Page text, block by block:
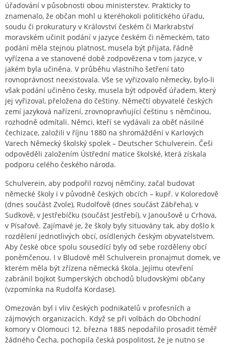
úřadování v působnosti obou ministerstev. Prakticky to
znamenalo, že občan mohl u kteréhokoli politického úřadu,
soudu či prokuratury v Království českém či Markrabství
moravském učinit podání v jazyce českém či německém, tato
podání měla stejnou platnost, musela být přijata, řádně
vyřízena a ve stanovené době zodpovězena v tom jazyce, v
jakém byla učiněna. V průběhu vlastního šetření tato
rovnoprávnost neexistovala. Vše se vyřizovalo německy, bylo-li
však podání učiněno česky, musela být odpověď úřadem, který
jej vyřizoval, přeložena do češtiny. Němečtí obyvatelé českých
zemí jazyková nařízení, zrovnopravňující češtinu s němčinou,
rozhodně odmítali. Němci, kteří se vydávali za oběť násilné
čechizace, založili v říjnu 1880 na shromáždění v Karlových
Varech Německý školský spolek – Deutscher Schulverein. Češi
odpověděli založením Ústřední matice školské, která získala
podporu celého českého národa.
Schulverein, aby podpořil rozvoj němčiny, začal budovat
německé školy i v původně českých obcích – kupř. v Koloredově
(dnes součást Zvole), Rudolfově (dnes součást Zábřeha), v
Sudkově, v Jestřebíčku (součást Jestřebí), v Janoušově u Crhova,
v Písařově. Zajímavé je, že školy byly situovány tak, aby došlo k
rozdělení jednotlivých obcí, osídlených českým obyvatelstvem.
Aby české obce spolu sousedící byly od sebe rozděleny obcí
poněmčenou. I v Bludově měl Schulverein pronajmut domek, ve
kterém měla být zřízena německá škola. Jejímu otevření
zabránil bojkot šumperských obchodů bludovskými občany
(vzpomínka na Rudolfa Kordase).
Omezován byl i vliv českých podnikatelů v profesních a
zájmových organizacích. Když se při volbách do Obchodní
komory v Olomouci 12. března 1885 nepodařilo prosadit téměř
žádného Čecha, pochopila česká pospolitost, že je nutno se